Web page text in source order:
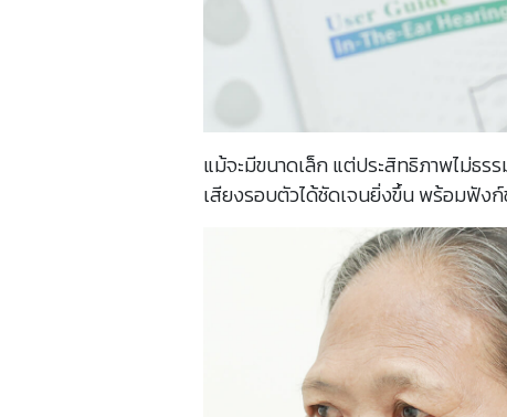
แม้จะมีขนาดเล็ก แต่ประสิทธิภาพไม่ธร
เสียงรอบตัวได้ชัดเจนยิ่งขึ้น พร้อมฟังก์